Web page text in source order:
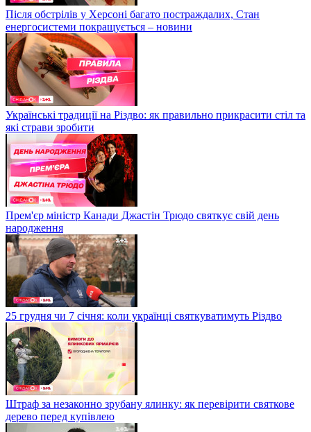
Після обстрілів у Херсоні багато постраждалих, Стан
енергосистеми покращується – новини
Українські традиції на Різдво: як правильно прикрасити стіл та
які страви зробити
Прем'єр міністр Канади Джастін Трюдо святкує свій день
народження
25 грудня чи 7 січня: коли українці святкуватимуть Різдво
Штраф за незаконно зрубану ялинку: як перевірити святкове
дерево перед купівлею